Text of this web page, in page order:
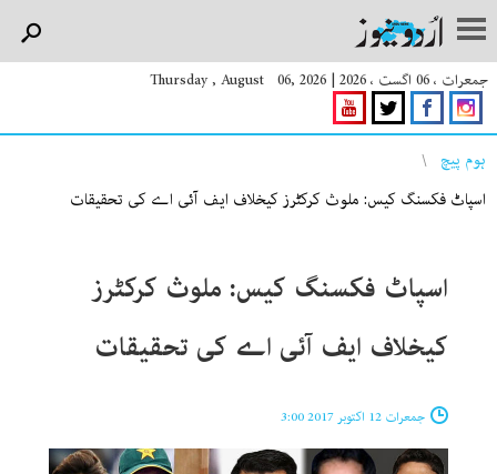
جمعرات ، 06 اگست ، 2026 |
Thursday , August 06, 2026
You are here
ہوم پیچ
اسپاٹ فکسنگ کیس: ملوث کرکٹرز کیخلاف ایف آئی اے کی تحقیقات
اسپاٹ فکسنگ کیس: ملوث کرکٹرز
کیخلاف ایف آئی اے کی تحقیقات
جمعرات 12 اکتوبر 2017 3:00